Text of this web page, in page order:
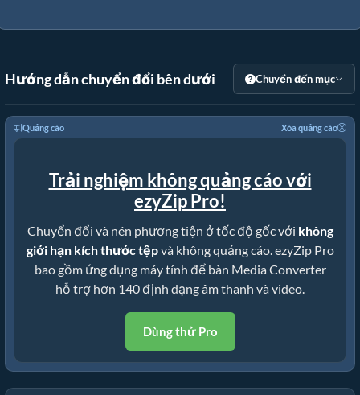
Hướng dẫn chuyển đổi bên dưới Chuyển đến mục
Quảng cáo Xóa quảng cáo
Trải nghiệm không quảng cáo với
ezyZip Pro!
Chuyển đổi và nén phương tiện ở tốc độ gốc với không
giới hạn kích thước tệpvà không quảng cáo. ezyZip Pro
bao gồm ứng dụng máy tính để bàn Media Converter
hỗ trợ hơn 140 định dạng âm thanh và video.
Dùng thử Pro